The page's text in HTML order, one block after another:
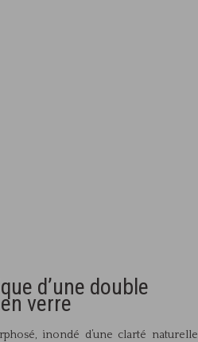
d’une double
verre
inondé d’une clarté naturelle